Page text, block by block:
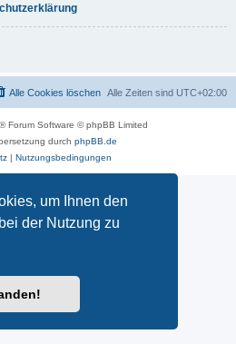
um Ihnen den
der Nutzung zu
Alle Zeiten sind UTC+02:00
Alle Cookies löschen
® Forum Software © phpBB Limited
durch phpBB.de
| Nutzungsbedingungen